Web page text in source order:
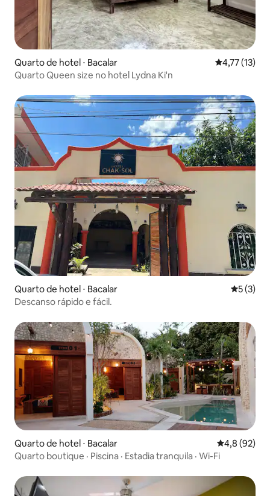
Quarto de hotel ⋅ Bacalar 4,77 de uma
4,77 (13)
Quarto Queen size no hotel Lydna Ki'n
Quarto de hotel ⋅ Bacalar 5 de
5 (3)
Descanso rápido e fácil.
Quarto de hotel ⋅ Bacalar 4,8 de uma
4,8 (92)
Quarto boutique · Piscina · Estadia tranquila · Wi-Fi